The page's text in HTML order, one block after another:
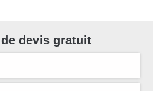
de devis gratuit